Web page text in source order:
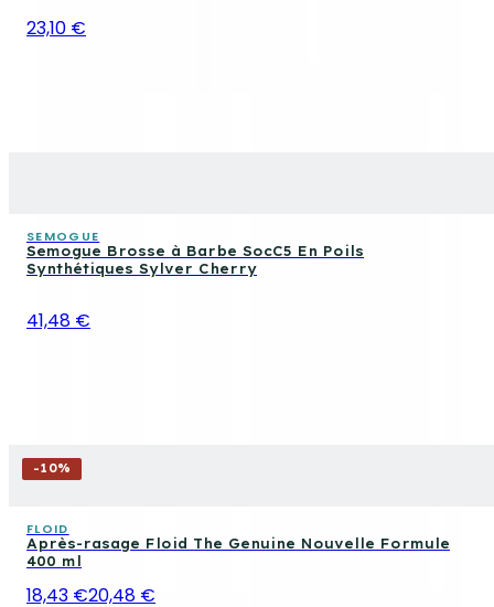
23,10 €
SEMOGUE
Semogue Brosse à Barbe SocC5 En Poils
Synthétiques Sylver Cherry
41,48 €
-10%
FLOID
Après-rasage Floid The Genuine Nouvelle Formule
400 ml
18,43 €20,48 €